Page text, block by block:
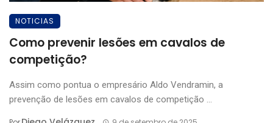
NOTICIAS
Como prevenir lesões em cavalos de
competição?
Assim como pontua o empresário Aldo Vendramin, a
prevenção de lesões em cavalos de competição ...